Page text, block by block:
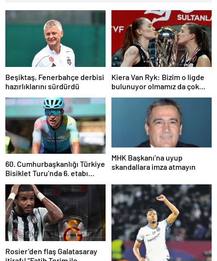
Beşiktaş, Fenerbahçe derbisi
hazırlıklarını sürdürdü
Kiera Van Ryk: Bizim o ligde
bulunuyor olmamız da çok
60. Cumhurbaşkanlığı Türkiye
Bisiklet Turu’nda 6. etabı
Harold Martin Lopez kazandı
MHK Başkanı’na uyup
skandallara imza atmayın
Rosier’den flaş Galatasaray